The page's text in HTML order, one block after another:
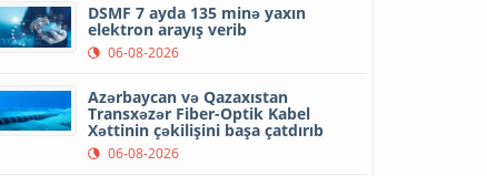
DSMF 7 ayda 135 minə yaxın
elektron arayış verib
06-08-2026
Azərbaycan və Qazaxıstan
Transxəzər Fiber-Optik Kabel
Xəttinin çəkilişini başa çatdırıb
06-08-2026